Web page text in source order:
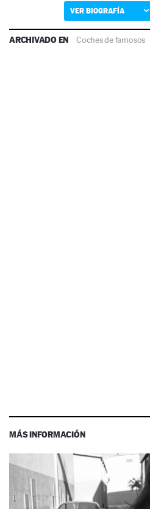
VER BIOGRAFÍA
ARCHIVADO EN Coches de famosos ·
MÁS INFORMACIÓN